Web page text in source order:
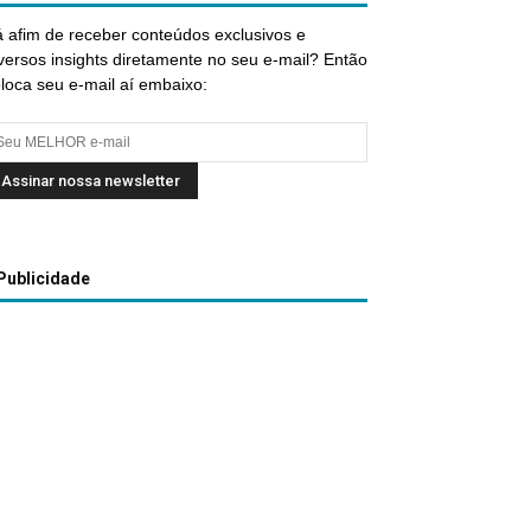
afim de receber conteúdos exclusivos e
insights diretamente no seu e-mail? Então
seu e-mail aí embaixo:
Publicidade